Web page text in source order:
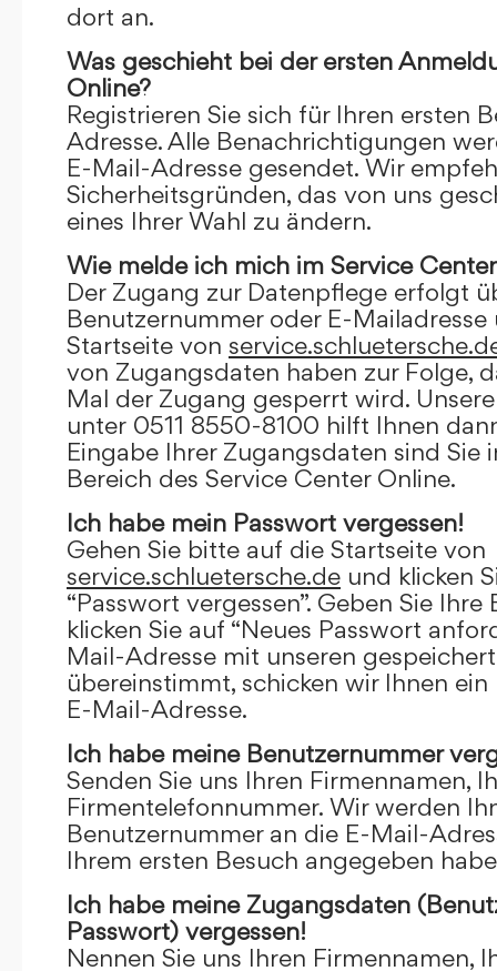
dort an.
Was geschieht bei der ersten
Online?
Registrieren Sie sich für Ihren ersten
Adresse. Alle Benachrichtigungen
E-Mail-Adresse gesendet. Wir
Sicherheitsgründen, das von uns
eines Ihrer Wahl zu ändern.
Wie melde ich mich im Service
Der Zugang zur Datenpflege erfolgt
Benutzernummer oder E-
Startseite von
von Zugangsdaten haben zur Folge,
Mal der Zugang gesperrt wird.
unter 0511 8550-8100 hilft Ihnen
Eingabe Ihrer Zugangsdaten sind Sie
Bereich des Service Center Online.
Ich habe mein Passwort vergessen!
Gehen Sie bitte auf die Startseite von
service.schluetersche.de und klicken
“Passwort vergessen”. Geben Sie
klicken Sie auf “Neues Passwort
Mail-Adresse mit unseren
übereinstimmt, schicken wir Ihnen
E-Mail-Adresse.
Ich habe meine Benutzernummer
Senden Sie uns Ihren Firmennamen,
Firmentelefonnummer. Wir werden
Benutzernummer an die E-Mail-
Ihrem ersten Besuch angegeben
Ich habe meine Zugangsdaten
Passwort) vergessen!
Nennen Sie uns Ihren Firmennamen,